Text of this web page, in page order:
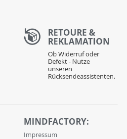
RETOURE &
REKLAMATION
Ob Widerruf oder
Defekt - Nutze
unseren
Rücksendeassistenten.
MINDFACTORY:
Impressum